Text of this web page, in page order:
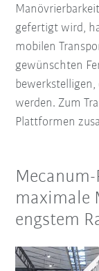
gefertigt wird,
mobilen
gewünschten
werden. Zum
Plattformen
maximale
engstem